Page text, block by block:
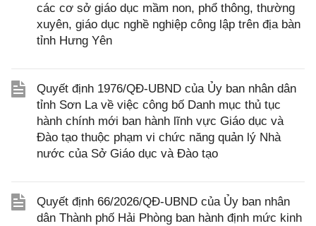
các cơ sở giáo dục mầm non, phổ thông, thường
xuyên, giáo dục nghề nghiệp công lập trên địa bàn
tỉnh Hưng Yên
Quyết định 1976/QĐ-UBND của Ủy ban nhân dân
tỉnh Sơn La về việc công bố Danh mục thủ tục
hành chính mới ban hành lĩnh vực Giáo dục và
Đào tạo thuộc phạm vi chức năng quản lý Nhà
nước của Sở Giáo dục và Đào tạo
Quyết định 66/2026/QĐ-UBND của Ủy ban nhân
dân Thành phố Hải Phòng ban hành định mức kinh